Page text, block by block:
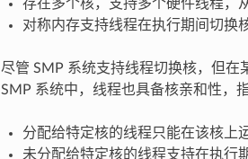
存在多个核，支持多个硬件线程，
对称内存支持线程在执行期间切换
尽管 SMP 系统支持线程切换核，但
SMP 系统中，线程也具备核亲和性，
分配给特定核的线程只能在该核上
未分配给特定核的线程支持在执行